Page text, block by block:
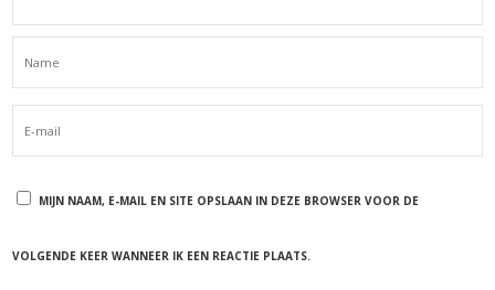
MIJN NAAM, E-MAIL EN SITE OPSLAAN IN DEZE BROWSER VOOR DE
VOLGENDE KEER WANNEER IK EEN REACTIE PLAATS.